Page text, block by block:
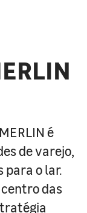
é
de varejo,
para o lar.
das